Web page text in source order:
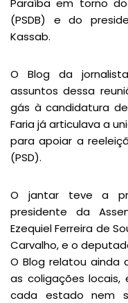
Paraíba em torno do
(PSDB) e do
Kassab.
O Blog da jornalista
assuntos dessa
gás à candidatura
Faria já articulava a
para apoiar a
(PSD).
O jantar teve a
presidente da
Ezequiel Ferreira de
Carvalho, e o
O Blog relatou ainda
as coligações
cada estado nem